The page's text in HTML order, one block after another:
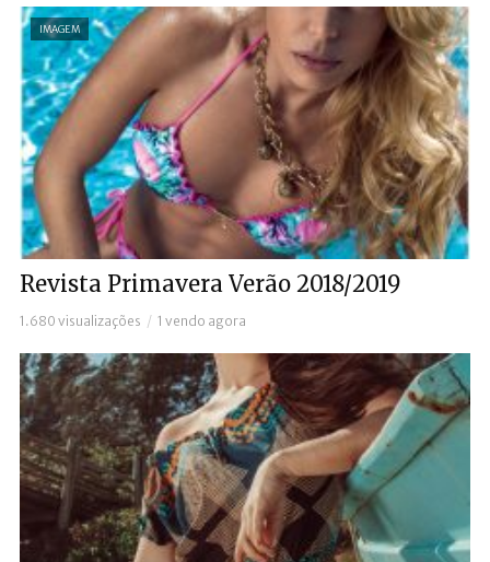
IMAGEM
Revista Primavera Verão 2018/2019
1.680 visualizações 1 vendo agora